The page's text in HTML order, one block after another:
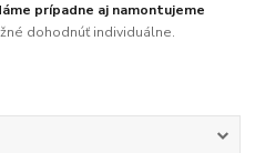
prípadne aj namontujeme
dohodnúť individuálne.